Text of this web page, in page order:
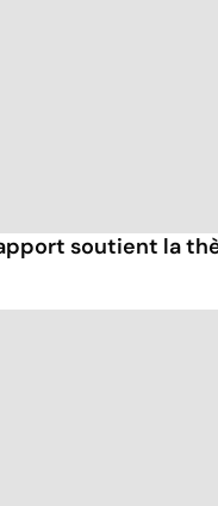
soutient la